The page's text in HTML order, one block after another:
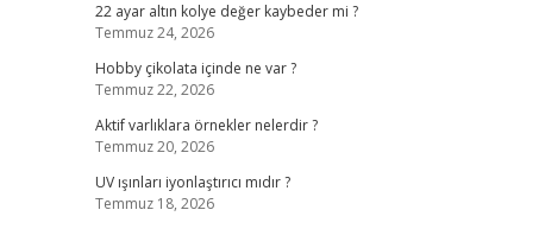
22 ayar altın kolye değer kaybeder mi ?
Temmuz 24, 2026
Hobby çikolata içinde ne var ?
Temmuz 22, 2026
Aktif varlıklara örnekler nelerdir ?
Temmuz 20, 2026
UV ışınları iyonlaştırıcı mıdır ?
Temmuz 18, 2026